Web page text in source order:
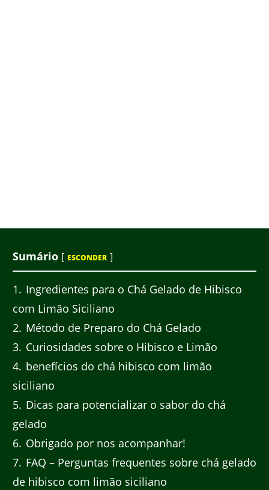
Sumário [ ESCONDER ]
1
Ingredientes para o Chá Gelado de Hibisco
com Limão Siciliano
2 Método de Preparo do Chá Gelado
3 Curiosidades sobre o Hibisco e Limão
4 benefícios do chá hibisco com limão
siciliano
5 Dicas para potencializar o sabor do chá
gelado
6 Obrigado por nos acompanhar!
7 FAQ – Perguntas frequentes sobre chá gelado
de hibisco com limão siciliano